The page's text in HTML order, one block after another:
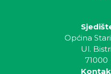
Općina
Ul.
71000